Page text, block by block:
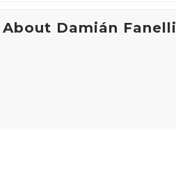
About Damián Fanelli